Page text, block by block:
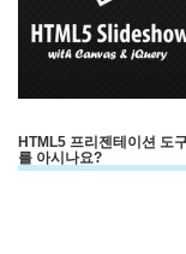
HTML5 프리젠테이션 도
를 아시나요?